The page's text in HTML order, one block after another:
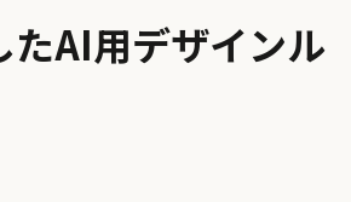
AI用デザインル